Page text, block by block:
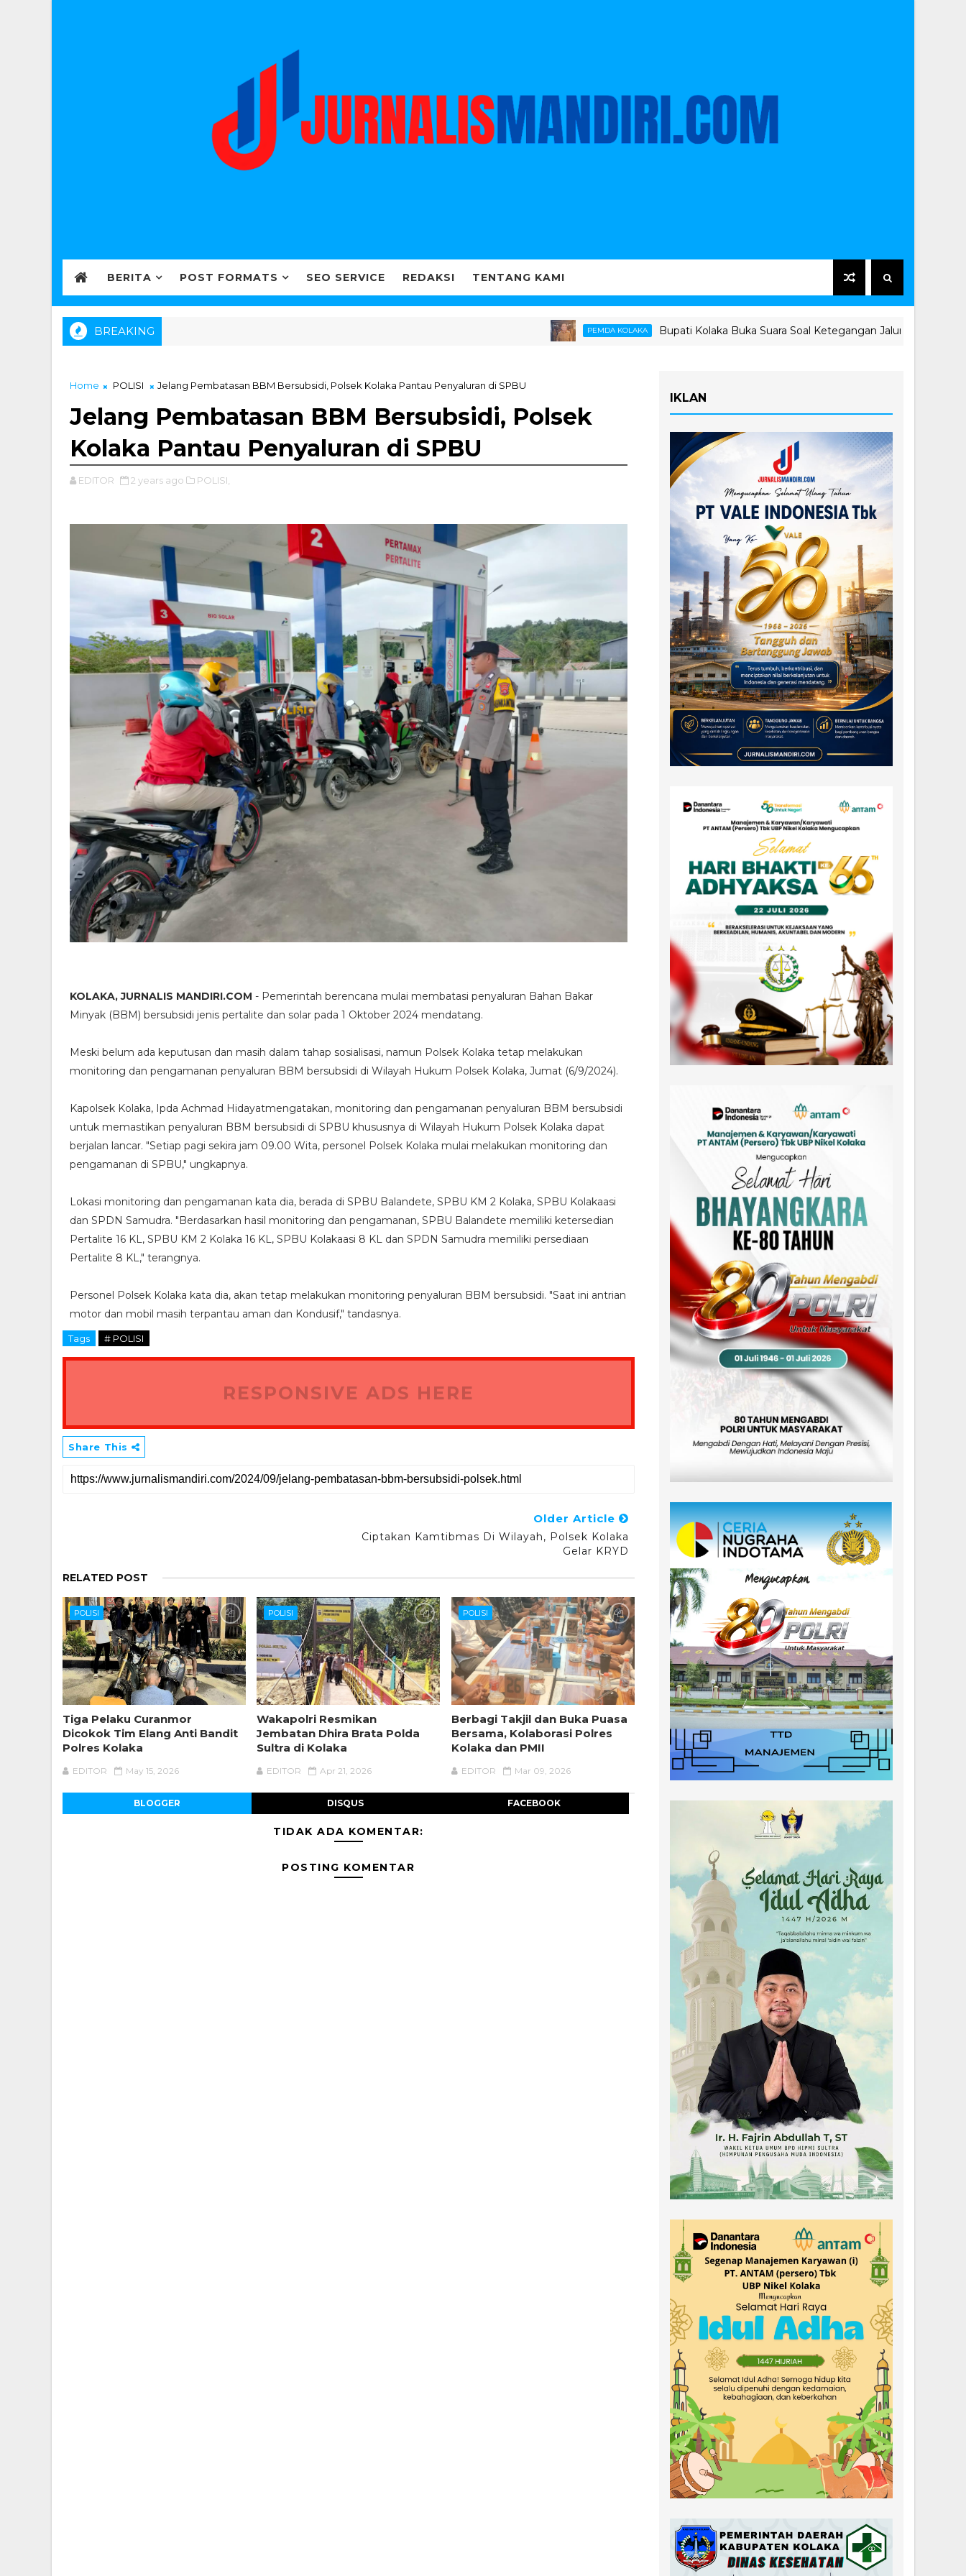
BERITA POST FORMATS SEO SERVICE REDAKSI TENTANG KAMI
BREAKING PEMDA KOLAKA Bupati Kolaka Buka Suara Soal Ketegangan Jalur Hauling Pomalaa
Home POLISI Jelang Pembatasan BBM Bersubsidi, Polsek Kolaka Pantau Penyaluran di SPBU
Jelang Pembatasan BBM Bersubsidi, Polsek
Kolaka Pantau Penyaluran di SPBU
EDITOR 2 years ago POLISI,
KOLAKA, JURNALIS MANDIRI.COM - Pemerintah berencana mulai membatasi penyaluran Bahan Bakar
Minyak (BBM) bersubsidi jenis pertalite dan solar pada 1 Oktober 2024 mendatang.
Meski belum ada keputusan dan masih dalam tahap sosialisasi, namun Polsek Kolaka tetap melakukan
monitoring dan pengamanan penyaluran BBM bersubsidi di Wilayah Hukum Polsek Kolaka, Jumat (6/9/2024).
Kapolsek Kolaka, Ipda Achmad Hidayatmengatakan, monitoring dan pengamanan penyaluran BBM bersubsidi
untuk memastikan penyaluran BBM bersubsidi di SPBU khususnya di Wilayah Hukum Polsek Kolaka dapat
berjalan lancar. "Setiap pagi sekira jam 09.00 Wita, personel Polsek Kolaka mulai melakukan monitoring dan
pengamanan di SPBU," ungkapnya.
Lokasi monitoring dan pengamanan kata dia, berada di SPBU Balandete, SPBU KM 2 Kolaka, SPBU Kolakaasi
dan SPDN Samudra. "Berdasarkan hasil monitoring dan pengamanan, SPBU Balandete memiliki ketersedian
Pertalite 16 KL, SPBU KM 2 Kolaka 16 KL, SPBU Kolakaasi 8 KL dan SPDN Samudra memiliki persediaan
Pertalite 8 KL," terangnya.
Personel Polsek Kolaka kata dia, akan tetap melakukan monitoring penyaluran BBM bersubsidi. "Saat ini antrian
motor dan mobil masih terpantau aman dan Kondusif," tandasnya.
Tags # POLISI
RESPONSIVE ADS HERE
Share This
Older Article
Ciptakan Kamtibmas Di Wilayah, Polsek Kolaka
Gelar KRYD
RELATED POST
POLISI
Tiga Pelaku Curanmor
Dicokok Tim Elang Anti Bandit
Polres Kolaka
EDITOR May 15, 2026
POLISI
Wakapolri Resmikan
Jembatan Dhira Brata Polda
Sultra di Kolaka
EDITOR Apr 21, 2026
POLISI
Berbagi Takjil dan Buka Puasa
Bersama, Kolaborasi Polres
Kolaka dan PMII
EDITOR Mar 09, 2026
BLOGGER DISQUS FACEBOOK
TIDAK ADA KOMENTAR:
POSTING KOMENTAR
IKLAN